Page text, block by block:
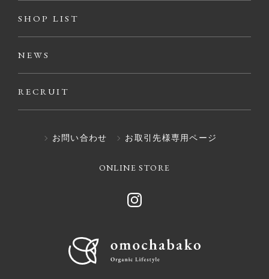
SHOP LIST
NEWS
RECRUIT
お問い合わせ お取引先様専用ページ
ONLINE STORE